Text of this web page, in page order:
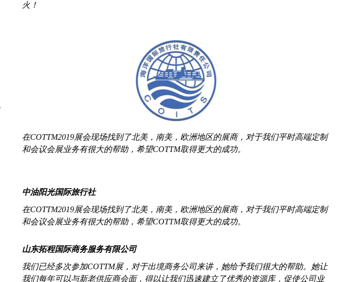
火！
在COTTM2019展会现场找到了北美，南美，欧洲地区的展商，对于我们平时高端定制
和会议会展业务有很大的帮助，希望COTTM取得更大的成功。
中油阳光国际旅行社
在COTTM2019展会现场找到了北美，南美，欧洲地区的展商，对于我们平时高端定制
和会议会展业务有很大的帮助，希望COTTM取得更大的成功。
山东拓程国际商务服务有限公司
我们已经多次参加COTTM展，对于出境商务公司来讲，她给予我们很大的帮助。她让
我们每年可以与新老供应商会面，得以让我们迅速建立了优秀的资源库，促使公司业